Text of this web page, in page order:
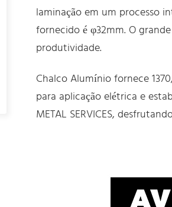
laminação em um processo
fornecido é φ32mm. O
produtividade.
Chalco Alumínio fornece
para aplicação elétrica e
METAL SERVICES,